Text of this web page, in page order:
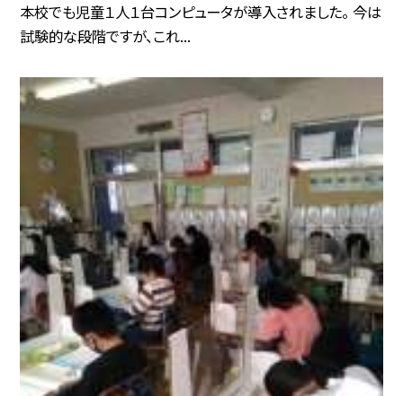
本校でも児童１人１台コンピュータが導入されました。 今は
試験的な段階ですが、これ...